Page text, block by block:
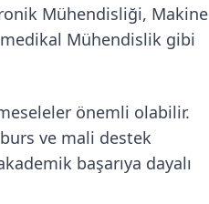
Mühendisliği, Makine
Mühendislik gibi
önemli olabilir.
ve mali destek
başarıya dayalı